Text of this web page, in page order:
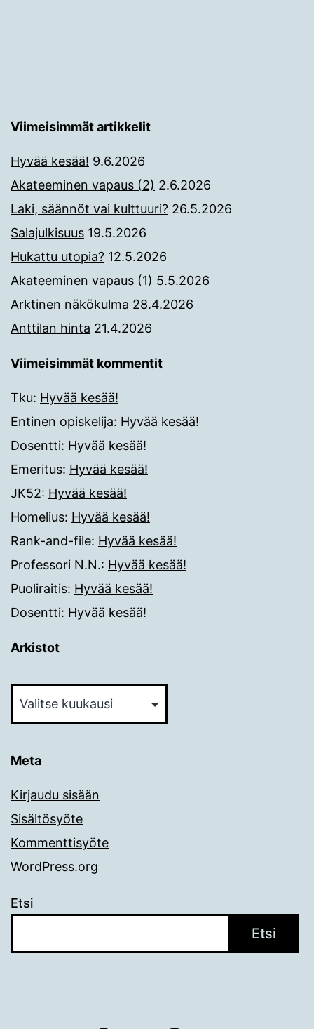
Viimeisimmät artikkelit
Hyvää kesää! 9.6.2026
Akateeminen vapaus (2) 2.6.2026
Laki, säännöt vai kulttuuri? 26.5.2026
Salajulkisuus 19.5.2026
Hukattu utopia? 12.5.2026
Akateeminen vapaus (1) 5.5.2026
Arktinen näkökulma 28.4.2026
Anttilan hinta 21.4.2026
Viimeisimmät kommentit
Tku: Hyvää kesää!
Entinen opiskelija: Hyvää kesää!
Dosentti: Hyvää kesää!
Emeritus: Hyvää kesää!
JK52: Hyvää kesää!
Homelius: Hyvää kesää!
Rank-and-file: Hyvää kesää!
Professori N.N.: Hyvää kesää!
Puoliraitis: Hyvää kesää!
Dosentti: Hyvää kesää!
Arkistot
Meta
Kirjaudu sisään
Sisältösyöte
Kommenttisyöte
WordPress.org
Etsi
Etsi